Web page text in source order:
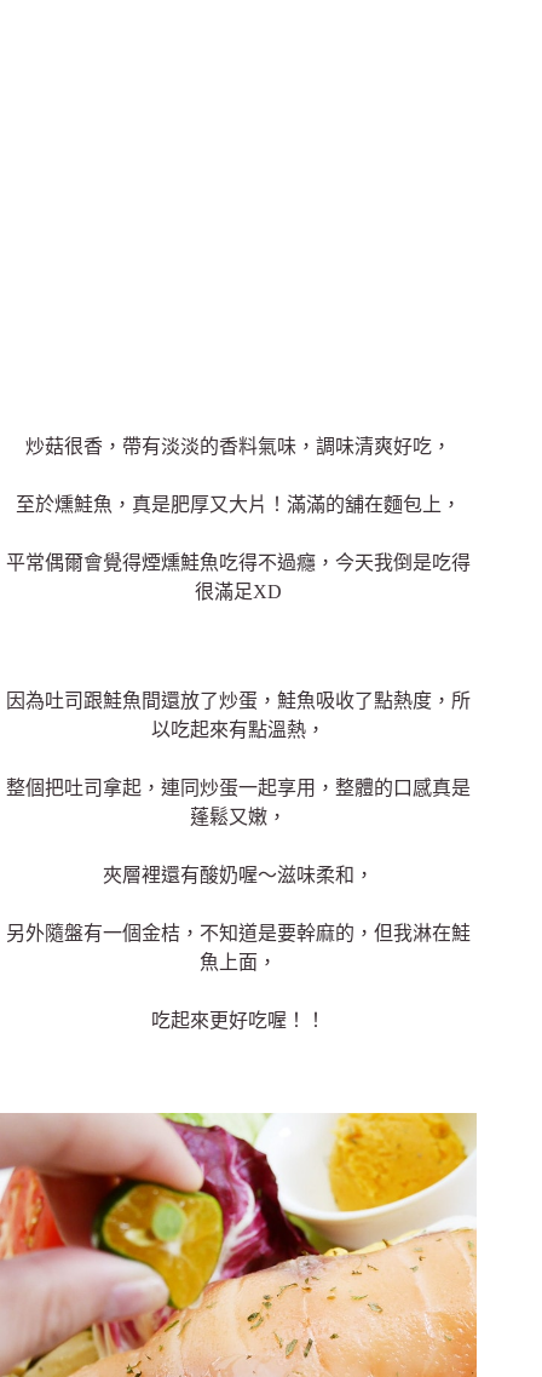
炒菇很香，帶有淡淡的香料氣味，調味清爽好吃，
至於燻鮭魚，真是肥厚又大片！滿滿的舖在麵包上，
平常偶爾會覺得煙燻鮭魚吃得不過癮，今天我倒是吃得
很滿足XD
因為吐司跟鮭魚間還放了炒蛋，鮭魚吸收了點熱度，所
以吃起來有點溫熱，
整個把吐司拿起，連同炒蛋一起享用，整體的口感真是
蓬鬆又嫩，
夾層裡還有酸奶喔～滋味柔和，
另外隨盤有一個金桔，不知道是要幹麻的，但我淋在鮭
魚上面，
吃起來更好吃喔！！